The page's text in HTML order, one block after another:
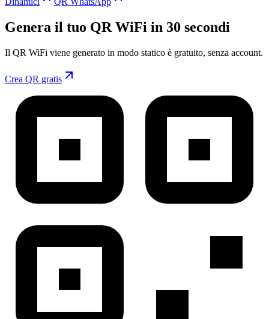
Genera il tuo QR WiFi in 30 secondi
Il QR WiFi viene generato in modo statico è gratuito, senza account.
Crea QR gratis